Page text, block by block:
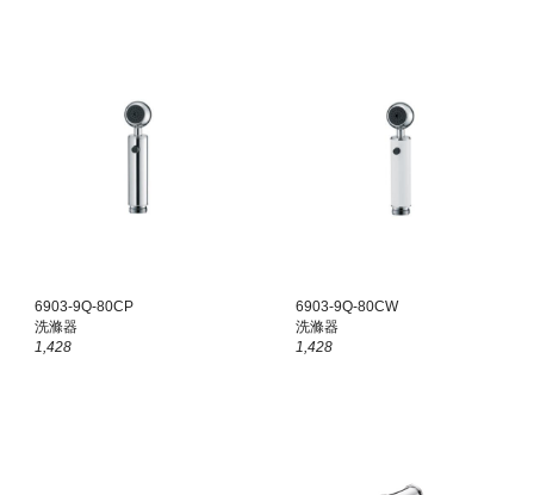
6903-9Q-80CP
洗滌器
1,428
6903-9Q-80CW
洗滌器
1,428